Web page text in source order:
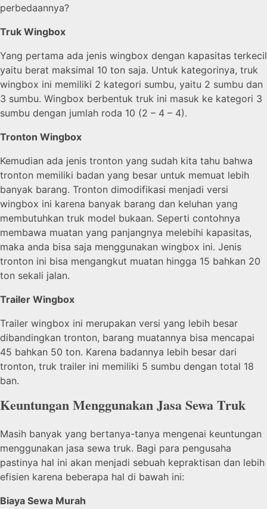
perbedaannya?
Truk Wingbox
Yang pertama ada jenis wingbox dengan kapasitas terkecil
yaitu berat maksimal 10 ton saja. Untuk kategorinya, truk
wingbox ini memiliki 2 kategori sumbu, yaitu 2 sumbu dan
3 sumbu. Wingbox berbentuk truk ini masuk ke kategori 3
sumbu dengan jumlah roda 10 (2 – 4 – 4).
Tronton Wingbox
Kemudian ada jenis tronton yang sudah kita tahu bahwa
tronton memiliki badan yang besar untuk memuat lebih
banyak barang. Tronton dimodifikasi menjadi versi
wingbox ini karena banyak barang dan keluhan yang
membutuhkan truk model bukaan. Seperti contohnya
membawa muatan yang panjangnya melebihi kapasitas,
maka anda bisa saja menggunakan wingbox ini. Jenis
tronton ini bisa mengangkut muatan hingga 15 bahkan 20
ton sekali jalan.
Trailer Wingbox
Trailer wingbox ini merupakan versi yang lebih besar
dibandingkan tronton, barang muatannya bisa mencapai
45 bahkan 50 ton. Karena badannya lebih besar dari
tronton, truk trailer ini memiliki 5 sumbu dengan total 18
ban.
Keuntungan Menggunakan Jasa Sewa Truk
Masih banyak yang bertanya-tanya mengenai keuntungan
menggunakan jasa sewa truk. Bagi para pengusaha
pastinya hal ini akan menjadi sebuah kepraktisan dan lebih
efisien karena beberapa hal di bawah ini:
Biaya Sewa Murah